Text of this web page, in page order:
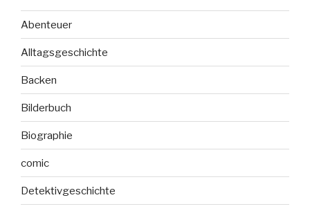
Abenteuer
Alltagsgeschichte
Backen
Bilderbuch
Biographie
comic
Detektivgeschichte